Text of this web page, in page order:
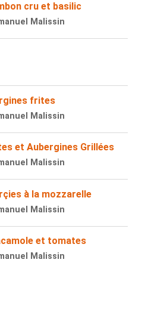
cru et basilic
Malissin
frites
Malissin
et Aubergines Grillées
Malissin
à la mozzarelle
Malissin
et tomates
Malissin